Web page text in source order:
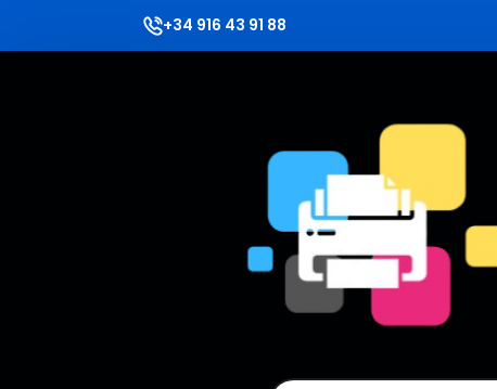
+34 916 43 91 88